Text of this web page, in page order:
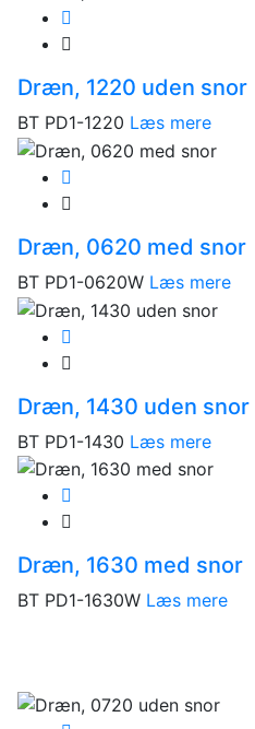
Dræn, 1220 uden snor
BT PD1-1220 Læs mere
Dræn, 0620 med snor
BT PD1-0620W Læs mere
Dræn, 1430 uden snor
BT PD1-1430 Læs mere
Dræn, 1630 med snor
BT PD1-1630W Læs mere